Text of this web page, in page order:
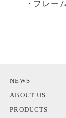
・フレー
NEWS
ABOUT US
PRODUCTS